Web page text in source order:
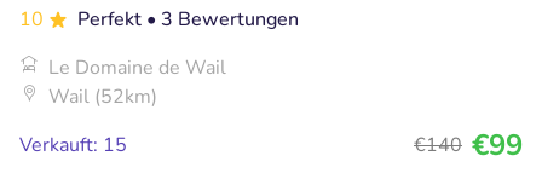
10 Perfekt • 3 Bewertungen
Le Domaine de Wail
Wail (52km)
Verkauft: 15
€140 €99